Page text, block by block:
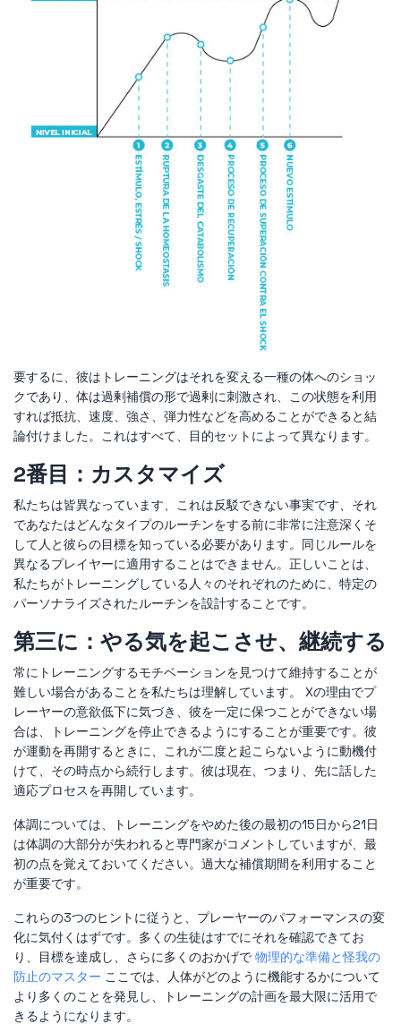
要するに、彼はトレーニングはそれを変える一種の体へのショッ
クであり、体は過剰補償の形で過剰に刺激され、この状態を利用
すれば抵抗、速度、強さ、弾力性などを高めることができると結
論付けました。これはすべて、目的セットによって異なります。
2番目：カスタマイズ
私たちは皆異なっています、これは反駁できない事実です、それ
であなたはどんなタイプのルーチンをする前に非常に注意深くそ
して人と彼らの目標を知っている必要があります。同じルールを
異なるプレイヤーに適用することはできません。正しいことは、
私たちがトレーニングしている人々のそれぞれのために、特定の
パーソナライズされたルーチンを設計することです。
第三に：やる気を起こさせ、継続する
常にトレーニングするモチベーションを見つけて維持することが
難しい場合があることを私たちは理解しています。 Xの理由でプ
レーヤーの意欲低下に気づき、彼を一定に保つことができない場
合は、トレーニングを停止できるようにすることが重要です。彼
が運動を再開するときに、これが二度と起こらないように動機付
けて、その時点から続行します。彼は現在、つまり、先に話した
適応プロセスを再開しています。
体調については、トレーニングをやめた後の最初の15日から21日
は体調の大部分が失われると専門家がコメントしていますが、最
初の点を覚えておいてください。過大な補償期間を利用すること
が重要です。
これらの3つのヒントに従うと、プレーヤーのパフォーマンスの変
化に気付くはずです。多くの生徒はすでにそれを確認できてお
り、目標を達成し、さらに多くのおかげで 物理的な準備と怪我の
防止のマスター ここでは、人体がどのように機能するかについて
より多くのことを発見し、トレーニングの計画を最大限に活用で
きるようになります。